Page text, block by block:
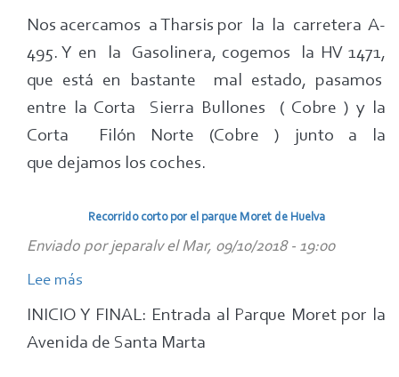
Nos acercamos a Tharsis por la la carretera A-
495. Y en la Gasolinera, cogemos la HV 1471,
que está en bastante mal estado, pasamos
entre la Corta Sierra Bullones ( Cobre ) y la
Corta Filón Norte (Cobre ) junto a la
que dejamos los coches.
Recorrido corto por el parque Moret de Huelva
Enviado porjeparalvelMar, 09/10/2018 - 19:00
Lee más
Recorrido
INICIO Y FINAL: Entrada al Parque Moret por la
Avenida de Santa Marta